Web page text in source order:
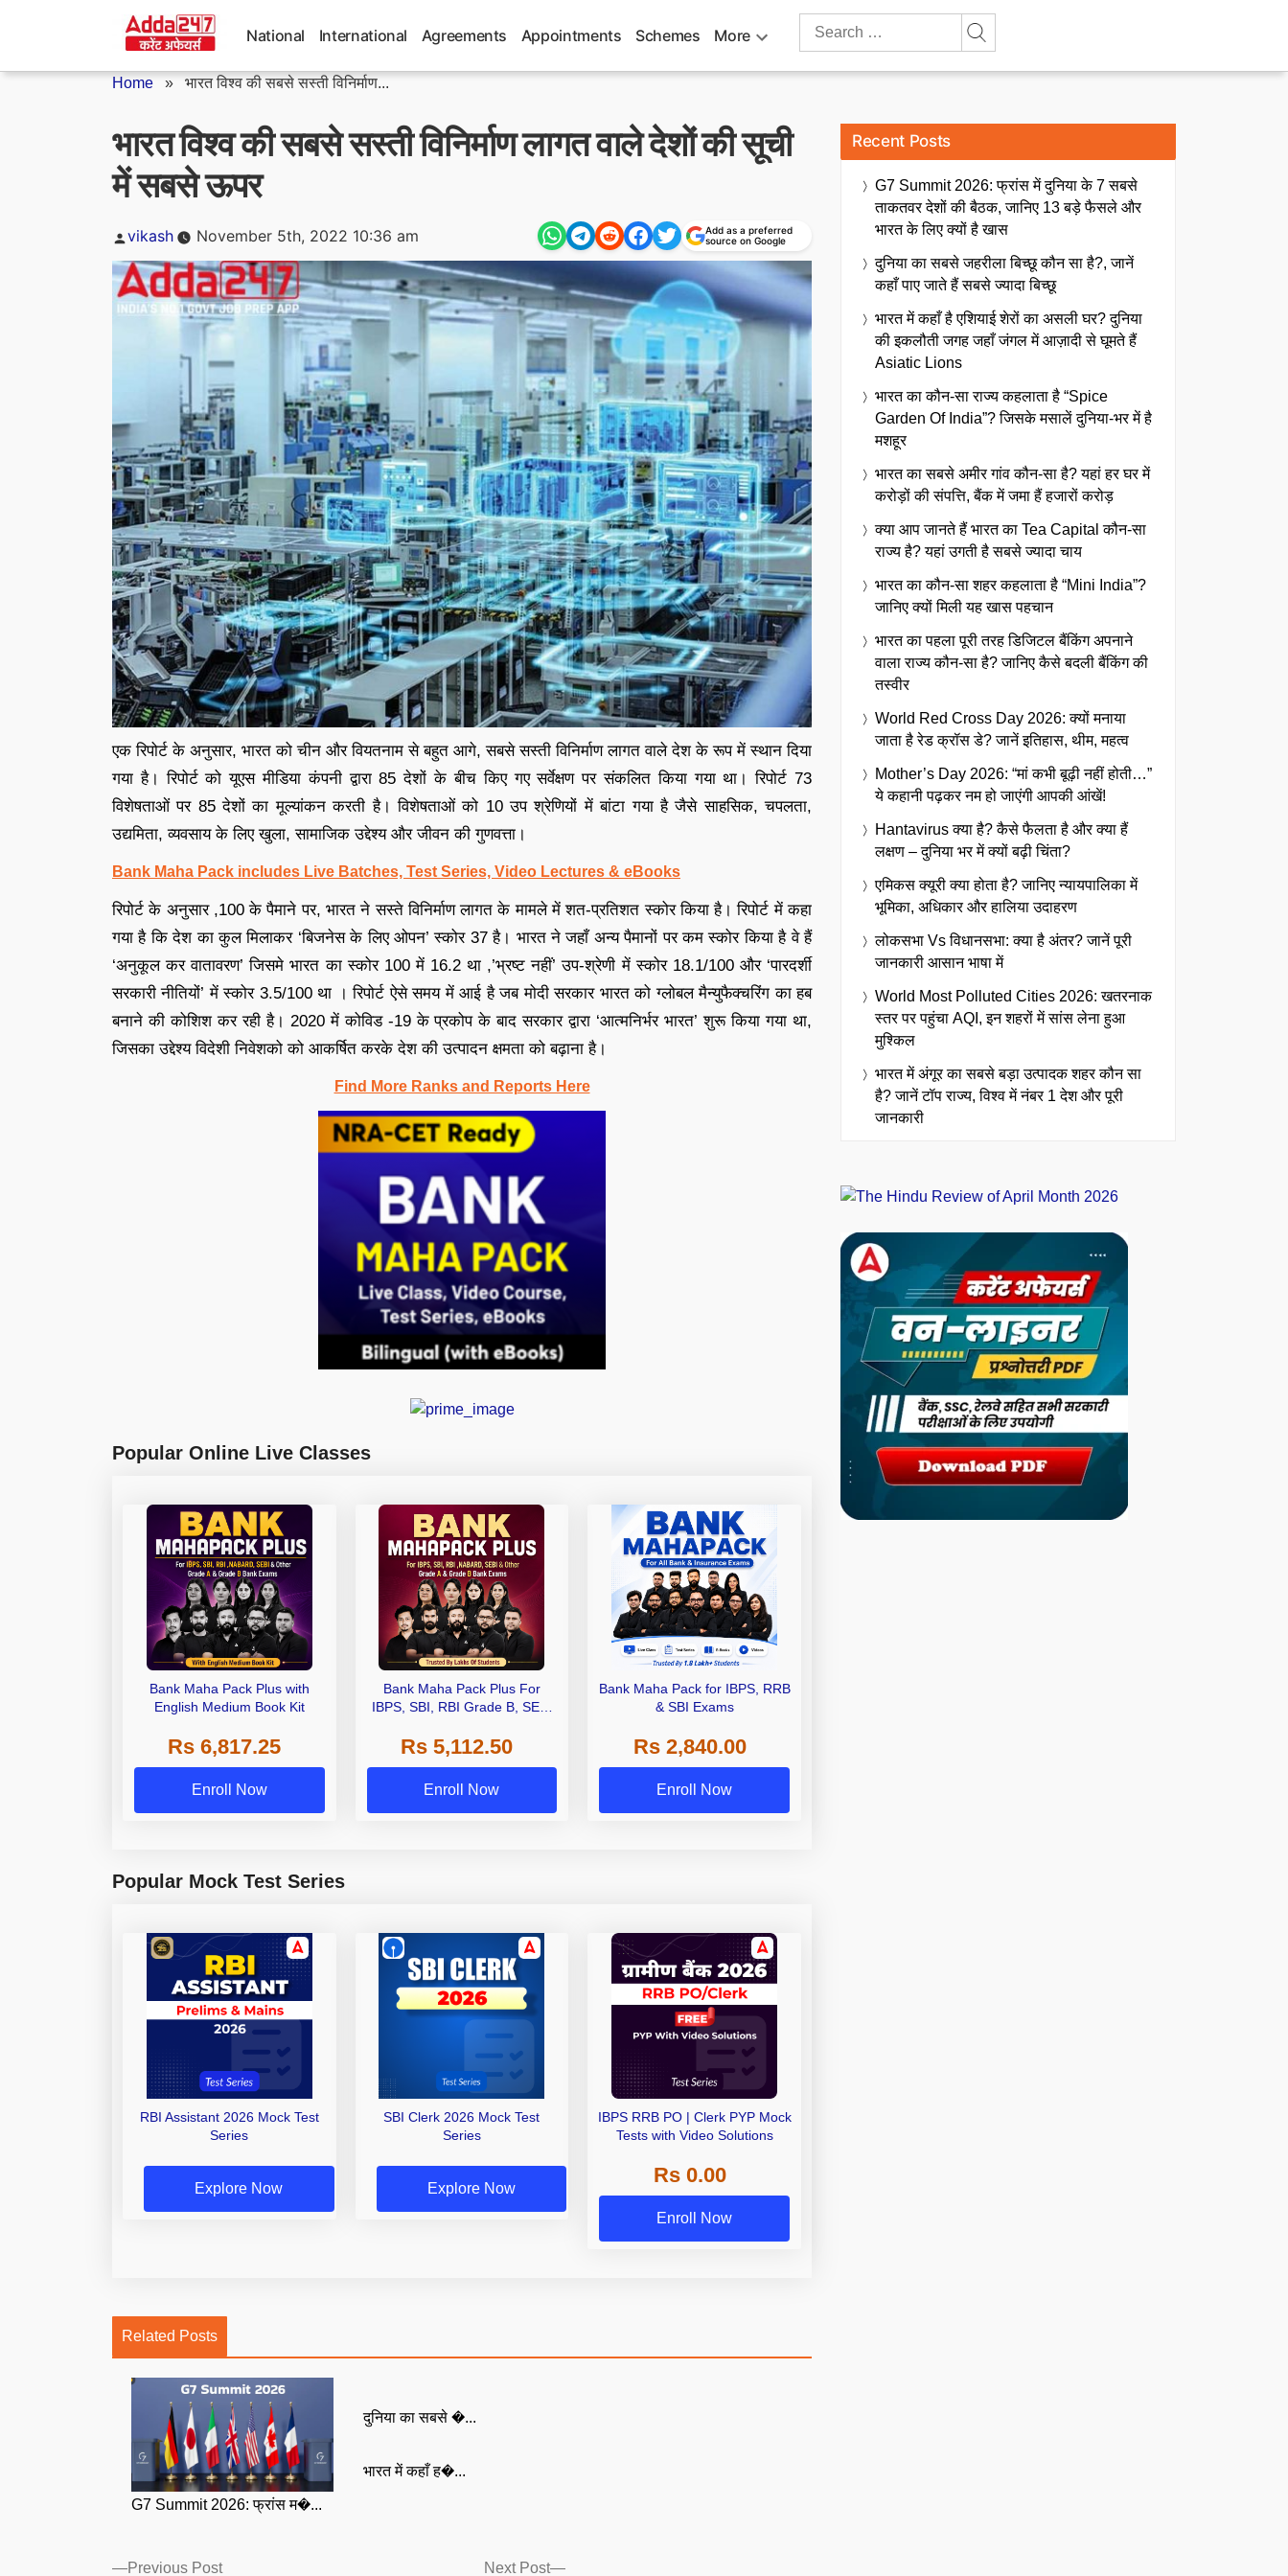
National International Agreements Appointments Schemes More
Search
Home » भारत विश्व की सबसे सस्ती विनिर्माण...
भारत विश्व की सबसे सस्ती विनिर्माण लागत वाले देशों की सूची
में सबसे ऊपर
Posted
vikash November 5th, 2022 10:36 am
Add as a preferred
source on Google
एक रिपोर्ट के अनुसार, भारत को चीन और वियतनाम से बहुत आगे, सबसे सस्ती विनिर्माण लागत वाले देश के रूप में स्थान दिया
गया है। रिपोर्ट को यूएस मीडिया कंपनी द्वारा 85 देशों के बीच किए गए सर्वेक्षण पर संकलित किया गया था। रिपोर्ट 73
विशेषताओं पर 85 देशों का मूल्यांकन करती है। विशेषताओं को 10 उप श्रेणियों में बांटा गया है जैसे साहसिक, चपलता,
उद्यमिता, व्यवसाय के लिए खुला, सामाजिक उद्देश्य और जीवन की गुणवत्ता।
Bank Maha Pack includes Live Batches, Test Series, Video Lectures & eBooks
रिपोर्ट के अनुसार ,100 के पैमाने पर, भारत ने सस्ते विनिर्माण लागत के मामले में शत-प्रतिशत स्कोर किया है। रिपोर्ट में कहा
गया है कि देश का कुल मिलाकर ‘बिजनेस के लिए ओपन’ स्कोर 37 है। भारत ने जहाँ अन्य पैमानों पर कम स्कोर किया है वे हैं
‘अनुकूल कर वातावरण’ जिसमे भारत का स्कोर 100 में 16.2 था ,’भ्रष्ट नहीं’ उप-श्रेणी में स्कोर 18.1/100 और ‘पारदर्शी
सरकारी नीतियों’ में स्कोर 3.5/100 था । रिपोर्ट ऐसे समय में आई है जब मोदी सरकार भारत को ग्लोबल मैन्युफैक्चरिंग का हब
बनाने की कोशिश कर रही है। 2020 में कोविड -19 के प्रकोप के बाद सरकार द्वारा ‘आत्मनिर्भर भारत’ शुरू किया गया था,
जिसका उद्देश्य विदेशी निवेशको को आकर्षित करके देश की उत्पादन क्षमता को बढ़ाना है।
Find More Ranks and Reports Here
Popular Online Live Classes
Bank Maha Pack Plus with
English Medium Book Kit
Rs 6,817.25
Enroll Now
Bank Maha Pack Plus For
IBPS, SBI, RBI Grade B, SEBI
Other Grade A & Grade B Bank
Exams
Rs 5,112.50
Enroll Now
Bank Maha Pack for IBPS, RRB
& SBI Exams
Rs 2,840.00
Enroll Now
Popular Mock Test Series
RBI Assistant 2026 Mock Test
Series
Explore Now
SBI Clerk 2026 Mock Test
Series
Explore Now
IBPS RRB PO | Clerk PYP Mock
Tests with Video Solutions
Rs 0.00
Enroll Now
Related Posts
G7 Summit 2026: फ्रांस म�...
दुनिया का सबसे �...
भारत में कहाँ ह�...
Posts
Previous PostPrevious
Next Post
Next
Recent Posts
G7 Summit 2026: फ्रांस में दुनिया के 7 सबसे
ताकतवर देशों की बैठक, जानिए 13 बड़े फैसले और
भारत के लिए क्यों है खास
दुनिया का सबसे जहरीला बिच्छू कौन सा है?, जानें
कहाँ पाए जाते हैं सबसे ज्यादा बिच्छू
भारत में कहाँ है एशियाई शेरों का असली घर? दुनिया
की इकलौती जगह जहाँ जंगल में आज़ादी से घूमते हैं
Asiatic Lions
भारत का कौन-सा राज्य कहलाता है “Spice
Garden Of India”? जिसके मसालें दुनिया-भर में है
मशहूर
भारत का सबसे अमीर गांव कौन-सा है? यहां हर घर में
करोड़ों की संपत्ति, बैंक में जमा हैं हजारों करोड़
क्या आप जानते हैं भारत का Tea Capital कौन-सा
राज्य है? यहां उगती है सबसे ज्यादा चाय
भारत का कौन-सा शहर कहलाता है “Mini India”?
जानिए क्यों मिली यह खास पहचान
भारत का पहला पूरी तरह डिजिटल बैंकिंग अपनाने
वाला राज्य कौन-सा है? जानिए कैसे बदली बैंकिंग की
तस्वीर
World Red Cross Day 2026: क्यों मनाया
जाता है रेड क्रॉस डे? जानें इतिहास, थीम, महत्व
Mother’s Day 2026: “मां कभी बूढ़ी नहीं होती…”
ये कहानी पढ़कर नम हो जाएंगी आपकी आंखें!
Hantavirus क्या है? कैसे फैलता है और क्या हैं
लक्षण – दुनिया भर में क्यों बढ़ी चिंता?
एमिकस क्यूरी क्या होता है? जानिए न्यायपालिका में
भूमिका, अधिकार और हालिया उदाहरण
लोकसभा Vs विधानसभा: क्या है अंतर? जानें पूरी
जानकारी आसान भाषा में
World Most Polluted Cities 2026: खतरनाक
स्तर पर पहुंचा AQI, इन शहरों में सांस लेना हुआ
मुश्किल
भारत में अंगूर का सबसे बड़ा उत्पादक शहर कौन सा
है? जानें टॉप राज्य, विश्व में नंबर 1 देश और पूरी
जानकारी